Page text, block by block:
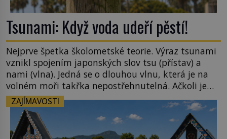
Tsunami: Když voda udeří pěstí!
Nejprve špetka školometské teorie. Výraz tsunami
vznikl spojením japonských slov tsu (přístav) a
nami (vlna). Jedná se o dlouhou vlnu, která je na
volném moři takřka nepostřehnutelná. Ačkoli je
vlnová délka tsunami i 300 kilometrů, výška vlny
na volném moři je maximálně 1,5 metru. Máme se
podobné obří vlny obávat i v Evropě? Vznik
tsunami si […]
ZAJÍMAVOSTI